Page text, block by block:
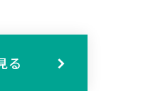
る